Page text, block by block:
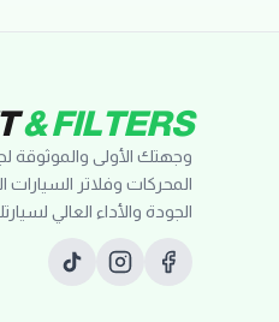
& FILTERS
وجهتك الأولى والموثوقة
المحركات وفلاتر
الجودة والأداء العالي